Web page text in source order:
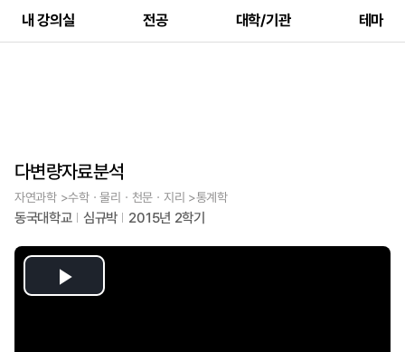
내 강의실 전공 대학/기관 테마
다변량자료분석
자연과학 >수학ㆍ물리ㆍ천문ㆍ지리 >통계학
동국대학교 심규박 2015년 2학기
Play